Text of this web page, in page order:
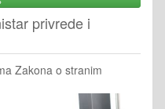
privrede i
Zakona o stranim